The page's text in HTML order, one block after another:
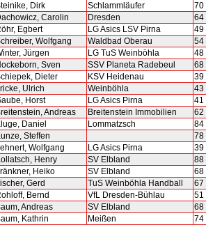
Dirk Schlammläufer
70
Carolin Dresden
64
Egbert LG Asics LSV Pirna
49
Wolfgang Waldbad Oberau
54
Jürgen LG TuS Weinböhla
48
Sven SSV Planeta Radebeul
68
Dieter KSV Heidenau
39
Ulrich Weinböhla
43
Horst LG Asics Pirna
41
Andreas Breitenstein Immobilien
62
Daniel Lommatzsch
84
Steffen
78
Wolfgang LG Asics Pirna
39
Henry SV Elbland
88
Heiko SV Elbland
68
Gerd TuS Weinböhla Handball
67
Bernd VfL Dresden-Bühlau
51
Andreas SV Elbland
68
Kathrin Meißen
74